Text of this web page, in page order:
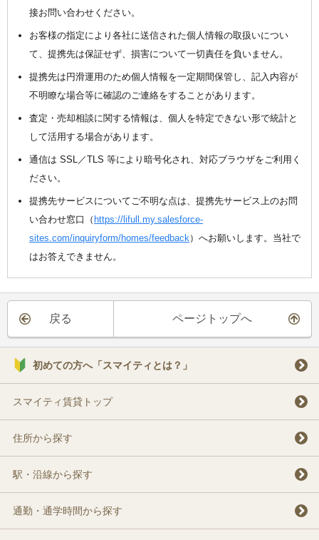
接お問い合わせください。
お客様の指定により各社に送信された個人情報の取扱いについ
て、提携先は保証せず、損害について一切責任を負いません。
提携先は円滑運用のため個人情報を一定期間保管し、記入内容が
不明瞭な場合等に確認のご連絡をすることがあります。
査定・売却相談に関する情報は、個人を特定できない形で統計と
して活用する場合があります。
通信は SSL／TLS 等により暗号化され、対応ブラウザをご利用く
ださい。
提携先サービスについてご不明な点は、提携先サービス上のお問
い合わせ窓口（ https://lifull.my.salesforce-
sites.com/inquiryform/homes/feedback ）へお願いします。当社で
はお答えできません。
戻る ページトップへ
初めての方へ「スマイティとは？」
スマイティ賃貸トップ
住所から探す
駅・沿線から探す
通勤・通学時間から探す